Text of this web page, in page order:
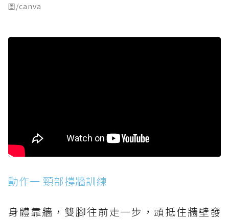
圖/canva
動作一 頸部撐牆訓練
身體靠牆，雙腳往前走一步，頭抵住牆壁發